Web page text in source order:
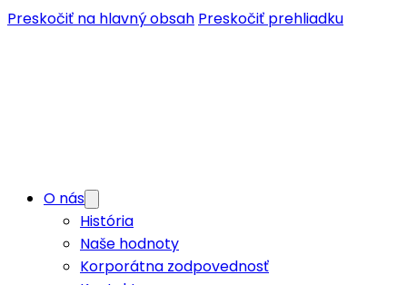
Preskočiť na hlavný obsah Preskočiť prehliadku
O nás
História
Naše hodnoty
Korporátna zodpovednosť